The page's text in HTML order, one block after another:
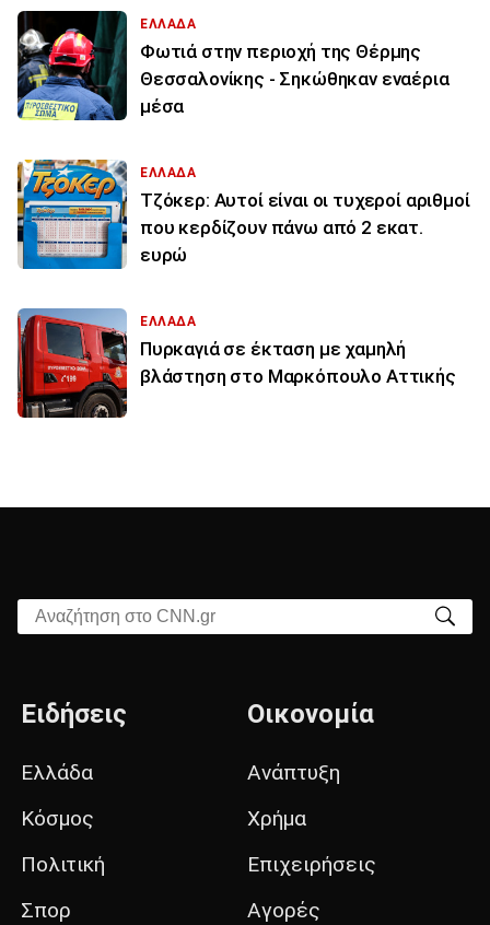
ΕΛΛΑΔΑ
Φωτιά στην περιοχή της Θέρμης
Θεσσαλονίκης - Σηκώθηκαν εναέρια
μέσα
ΕΛΛΑΔΑ
Τζόκερ: Αυτοί είναι οι τυχεροί αριθμοί
που κερδίζουν πάνω από 2 εκατ.
ευρώ
ΕΛΛΑΔΑ
Πυρκαγιά σε έκταση με χαμηλή
βλάστηση στο Μαρκόπουλο Αττικής
Αναζήτηση στο CNN.gr
Ειδήσεις
Ελλάδα
Κόσμος
Πολιτική
Σπορ
Οικονομία
Ανάπτυξη
Χρήμα
Επιχειρήσεις
Αγορές